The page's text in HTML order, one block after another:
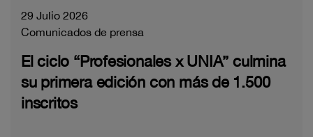
29 Julio 2026
Comunicados de prensa
El ciclo “Profesionales x UNIA” culmina
su primera edición con más de 1.500
inscritos